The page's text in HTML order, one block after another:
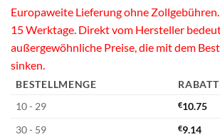
Europaweite Lieferung ohne
15 Werktage. Direkt vom Hersteller
außergewöhnliche Preise, die mit dem
sinken.
BESTELLMENGE
10 - 29
€10.75
30 - 59
€9.14